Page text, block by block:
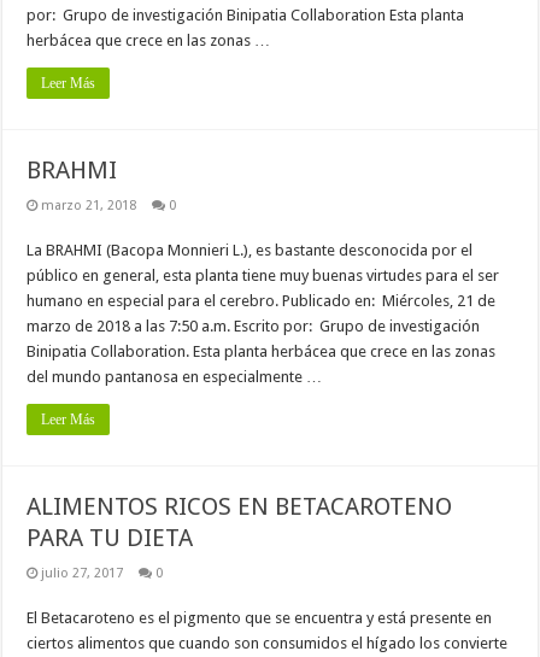
por: Grupo de investigación Binipatia Collaboration Esta planta
herbácea que crece en las zonas …
Leer Más
BRAHMI
marzo 21, 2018 0
La BRAHMI (Bacopa Monnieri L.), es bastante desconocida por el
público en general, esta planta tiene muy buenas virtudes para el ser
humano en especial para el cerebro. Publicado en: Miércoles, 21 de
marzo de 2018 a las 7:50 a.m. Escrito por: Grupo de investigación
Binipatia Collaboration. Esta planta herbácea que crece en las zonas
del mundo pantanosa en especialmente …
Leer Más
ALIMENTOS RICOS EN BETACAROTENO
PARA TU DIETA
julio 27, 2017 0
El Betacaroteno es el pigmento que se encuentra y está presente en
ciertos alimentos que cuando son consumidos el hígado los convierte